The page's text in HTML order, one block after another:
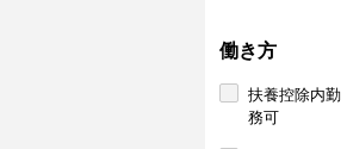
働き方
扶養控除内勤
務可